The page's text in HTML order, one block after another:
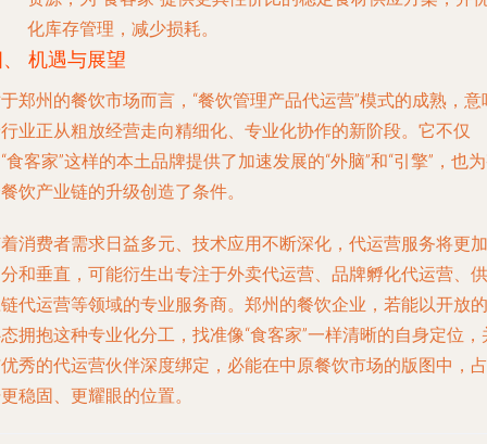
化库存管理，减少损耗。
机遇与展望
郑州的餐饮市场而言，“餐饮管理产品代运营”模式的成熟，意
业正从粗放经营走向精细化、专业化协作的新阶段。它不仅
食客家”这样的本土品牌提供了加速发展的“外脑”和“引擎”，也
饮产业链的升级创造了条件。
消费者需求日益多元、技术应用不断深化，代运营服务将更加
和垂直，可能衍生出专注于外卖代运营、品牌孵化代运营、供
代运营等领域的专业服务商。郑州的餐饮企业，若能以开放的
拥抱这种专业化分工，找准像“食客家”一样清晰的自身定位，
秀的代运营伙伴深度绑定，必能在中原餐饮市场的版图中，占
稳固、更耀眼的位置。